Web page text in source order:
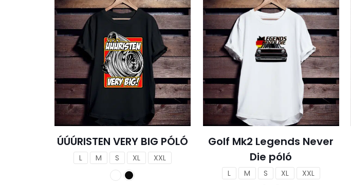
ÚÚÚRISTEN VERY BIG PÓLÓ
L M S XL XXL
Golf Mk2 Legends Never
Die póló
L M S XL XXL